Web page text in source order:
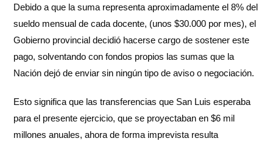
Debido a que la suma representa aproximadamente el 8% del
sueldo mensual de cada docente, (unos $30.000 por mes), el
Gobierno provincial decidió hacerse cargo de sostener este
pago, solventando con fondos propios las sumas que la
Nación dejó de enviar sin ningún tipo de aviso o negociación.
Esto significa que las transferencias que San Luis esperaba
para el presente ejercicio, que se proyectaban en $6 mil
millones anuales, ahora de forma imprevista resulta